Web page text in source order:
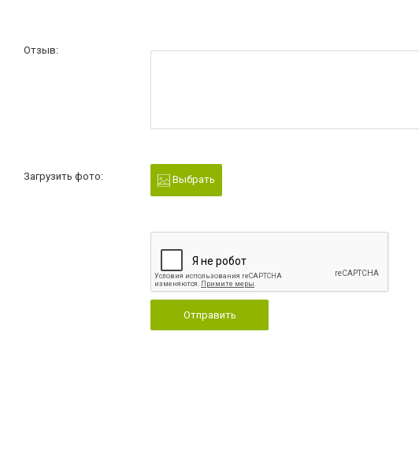
Отзыв:
Загрузить фото: Выбрать
Отправить